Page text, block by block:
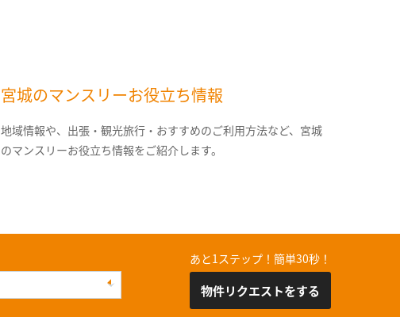
宮城のマンスリーお役立ち情報
地域情報や、出張・観光旅行・おすすめのご利用方法など、宮城
のマンスリーお役立ち情報をご紹介します。
あと1ステップ！簡単30秒！
物件リクエストをする